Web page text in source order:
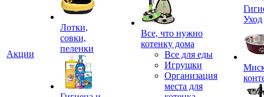
Акции
Лотки,
совки,
пеленки
Все, что нужно
котенку дома
Все для еды
Игрушки
Организация
места для
Уход